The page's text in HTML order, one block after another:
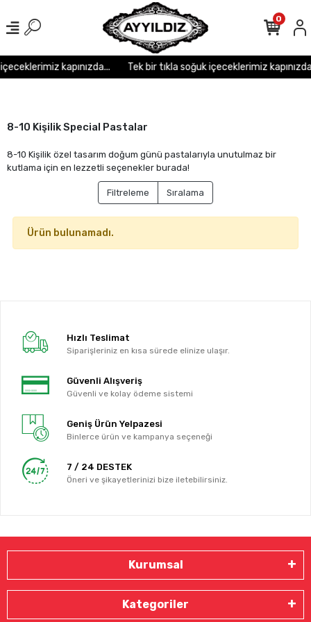
kapınızda... Tek bir tıkla soğuk içeceklerimiz
0
8-10 Kişilik Special Pastalar
8-10 Kişilik özel tasarım doğum günü pastalarıyla unutulmaz bir
kutlama için en lezzetli seçenekler burada!
Filtreleme Sıralama
Ürün bulunamadı.
Hızlı Teslimat
Siparişleriniz en kısa sürede elinize ulaşır.
Güvenli Alışveriş
Güvenli ve kolay ödeme sistemi
Geniş Ürün Yelpazesi
Binlerce ürün ve kampanya seçeneği
7 / 24 DESTEK
Öneri ve şikayetlerinizi bize iletebilirsiniz.
Kurumsal
Kategoriler